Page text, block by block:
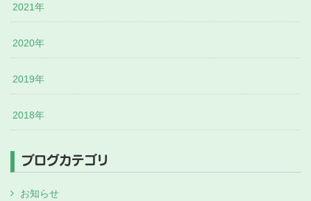
2021年
2020年
2019年
2018年
ブログカテゴリ
お知らせ